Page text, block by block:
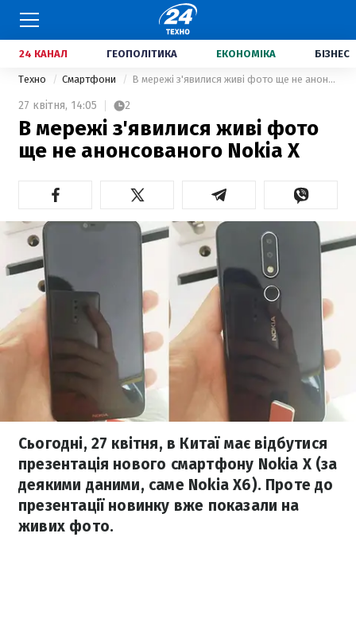
24 КАНАЛ ГЕОПОЛІТИКА ЕКОНОМІКА БІЗНЕС
Техно Смартфони В мережі з'явилися живі фото ще не анонсованого Nokia X
27 квітня, 14:05 2
В мережі з'явилися живі фото
ще не анонсованого Nokia X
Сьогодні, 27 квітня, в Китаї має відбутися
презентація нового смартфону Nokia X (за
деякими даними, саме Nokia X6). Проте до
презентації новинку вже показали на
живих фото.